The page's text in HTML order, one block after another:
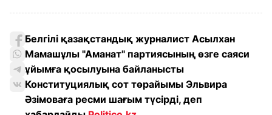
Белгілі қазақстандық журналист Асылхан
Мамашұлы "Аманат" партиясының өзге саяси
ұйымға қосылуына байланысты
Конституциялық сот төрайымы Эльвира
Әзімоваға ресми шағым түсірді, деп